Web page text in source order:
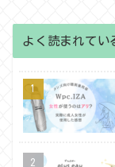
よく読まれてい